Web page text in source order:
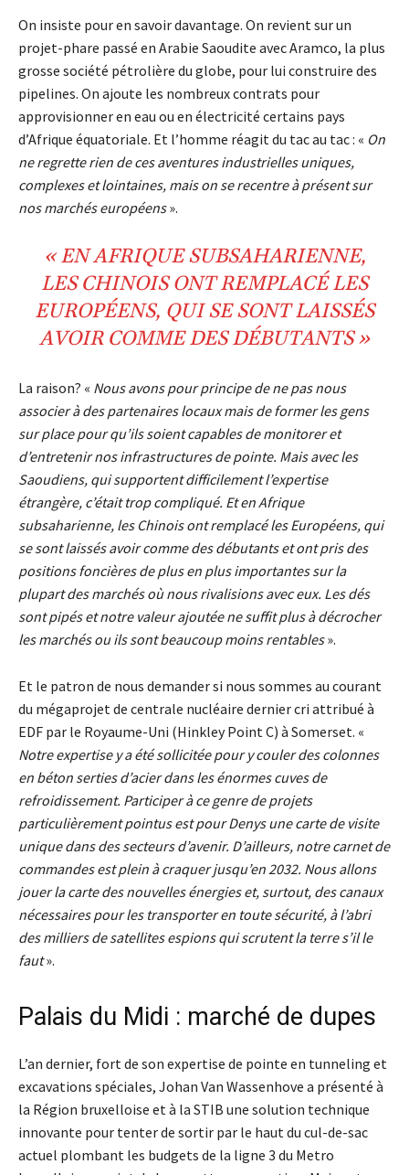
On insiste pour en savoir davantage. On revient sur un
projet-phare passé en Arabie Saoudite avec Aramco, la plus
grosse société pétrolière du globe, pour lui construire des
pipelines. On ajoute les nombreux contrats pour
approvisionner en eau ou en électricité certains pays
d’Afrique équatoriale. Et l’homme réagit du tac au tac : « On
ne regrette rien de ces aventures industrielles uniques,
complexes et lointaines, mais on se recentre à présent sur
nos marchés européens».
« ENAFRIQUESUBSAHARIENNE,
LESCHINOISONTREMPLACÉLES
EUROPÉENS, QUI SE SONT LAISSÉS
AVOIR COMME DESDÉBUTANTS»
La raison? « Nous avons pour principe de ne pas nous
associer à des partenaires locaux mais de former les gens
sur place pour qu’ils soient capables de monitorer et
d’entretenir nos infrastructures de pointe. Mais avec les
Saoudiens, qui supportent difficilement l’expertise
étrangère, c’était trop compliqué. Et en Afrique
subsaharienne, les Chinois ont remplacé les Européens, qui
se sont laissés avoir comme des débutants et ont pris des
positions foncières de plus en plus importantes sur la
plupart des marchés où nous rivalisions avec eux. Les dés
sont pipés et notre valeur ajoutée ne suffit plus à décrocher
les marchés ou ils sont beaucoup moins rentables».
Et le patron de nous demander si nous sommes au courant
du mégaprojet de centrale nucléaire dernier cri attribué à
EDF par le Royaume-Uni (Hinkley Point C) à Somerset. «
Notre expertise y a été sollicitée pour y couler des colonnes
en béton serties d’acier dans les énormes cuves de
refroidissement. Participer à ce genre de projets
particulièrement pointus est pour Denys une carte de visite
unique dans des secteurs d’avenir. D’ailleurs, notre carnet de
commandes est plein à craquer jusqu’en 2032. Nous allons
jouer la carte des nouvelles énergies et, surtout, des canaux
nécessaires pour les transporter en toute sécurité, à l’abri
des milliers de satellites espions qui scrutent la terre s’il le
faut».
Palais du Midi : marché de dupes
L’an dernier, fort de son expertise de pointe en tunneling et
excavations spéciales, Johan Van Wassenhove a présenté à
la Région bruxelloise et à la STIB une solution technique
innovante pour tenter de sortir par le haut du cul-de-sac
actuel plombant les budgets de la ligne 3 du Metro